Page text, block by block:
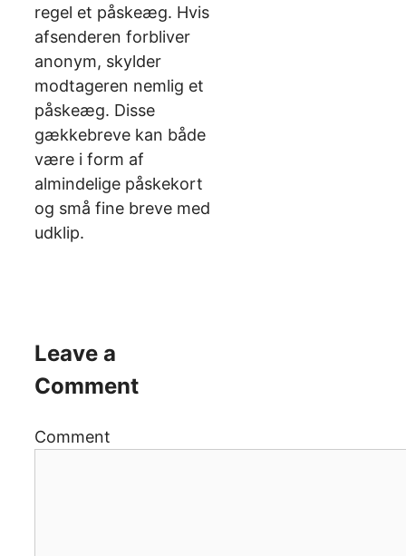
regel et påskeæg. Hvis
afsenderen forbliver
anonym, skylder
modtageren nemlig et
påskeæg. Disse
gækkebreve kan både
være i form af
almindelige påskekort
og små fine breve med
udklip.
Leave a
Comment
Comment